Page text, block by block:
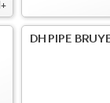
DH PIPE